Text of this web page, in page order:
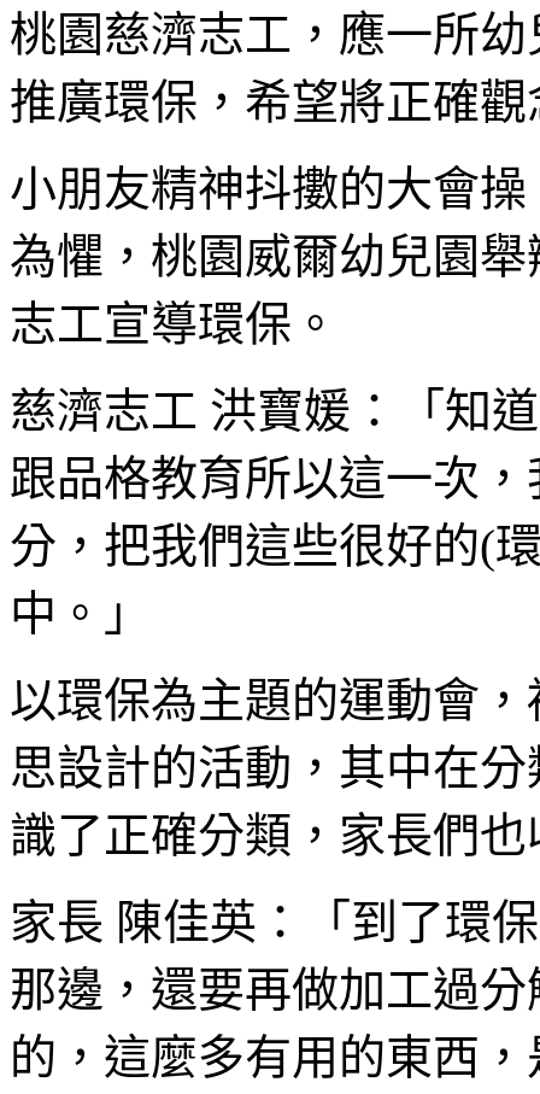
桃園慈濟志工，應一所
推廣環保，希望將正確
小朋友精神抖擻的大會
為懼，桃園威爾幼兒園
志工宣導環保。
慈濟志工 洪寶媛：「知
跟品格教育所以這一次
分，把我們這些很好的(
中。」
以環保為主題的運動會
思設計的活動，其中在
識了正確分類，家長們
家長 陳佳英：「到了環
那邊，還要再做加工過
的，這麼多有用的東西